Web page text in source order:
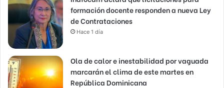
formación docente responden a nueva Ley
de Contrataciones
Hace 1 día
Ola de calor e inestabilidad por vaguada
marcarán el clima de este martes en
República Dominicana